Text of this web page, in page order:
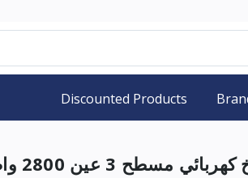
Discounted Products
مسطح 3 عين 2800 واط